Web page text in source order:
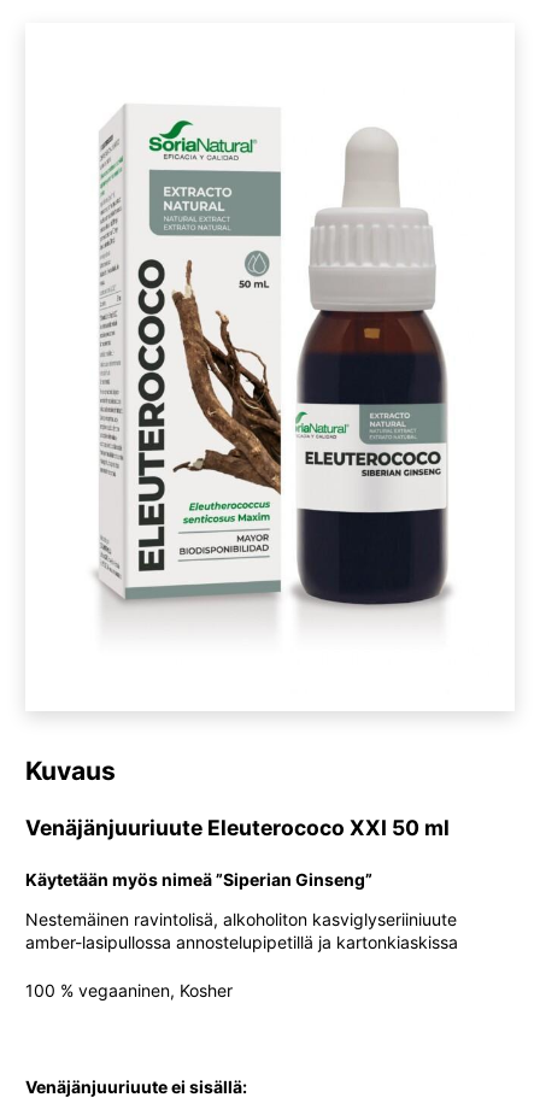
Kuvaus
Venäjänjuuriuute Eleuterococo XXI 50 ml
Käytetään myös nimeä ”Siperian Ginseng”
Nestemäinen ravintolisä, alkoholiton kasviglyseriiniuute
amber-lasipullossa annostelupipetillä ja kartonkiaskissa
100 % vegaaninen, Kosher
Venäjänjuuriuute ei sisällä: